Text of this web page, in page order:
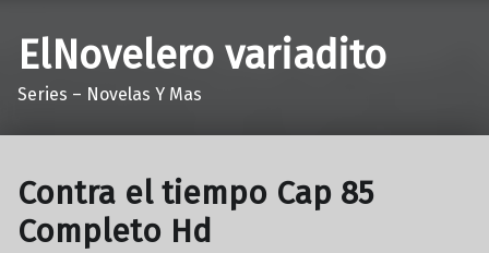
ElNovelero variadito
Series – Novelas Y Mas
Contra el tiempo Cap 85
Completo Hd